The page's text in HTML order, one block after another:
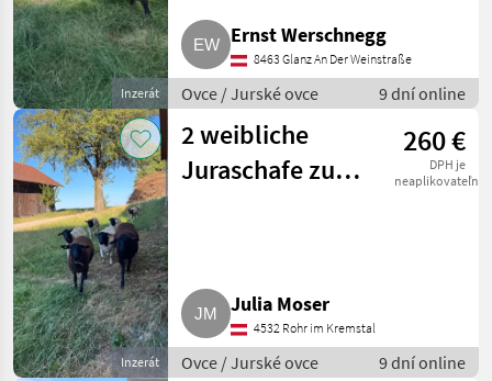
Inzerát
Ernst Werschnegg
8463 Glanz An Der Weinstraße
Ovce / Jurské ovce 9 dní online
Inzerát
2 weibliche
Juraschafe zu
260 €
DPH je
neaplikovateľné
Julia Moser
4532 Rohr im Kremstal
Ovce / Jurské ovce 9 dní online